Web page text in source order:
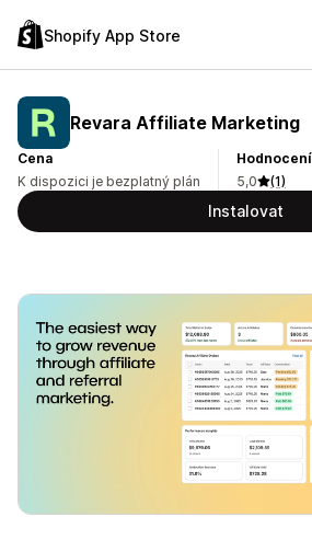
Shopify App Store
Revara Affiliate Marketing
Cena
K dispozici je bezplatný plán
Hodnocení
5,0
(1)
Instalovat